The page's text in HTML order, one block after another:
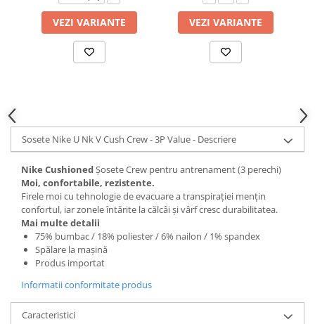
VEZI VARIANTE VEZI VARIANTE
Sosete Nike U Nk V Cush Crew - 3P Value - Descriere
Nike CushionedȘosete Crew pentru antrenament (3 perechi)
Moi, confortabile, rezistente.
Firele moi cu tehnologie de evacuare a transpirației mențin
confortul, iar zonele întărite la călcâi și vârf cresc durabilitatea.
Mai multe detalii
75% bumbac / 18% poliester / 6% nailon / 1% spandex
Spălare la mașină
Produs importat
Informatii conformitate produs
Caracteristici